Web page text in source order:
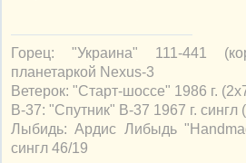
Горец: "Украина" 111-441
планетаркой Nexus-3
Ветерок: "Старт-шоссе" 1986 г.
В-37: "Спутник" В-37 1967 г. сингл
Лыбидь: Ардис Либыдь
сингл 46/19